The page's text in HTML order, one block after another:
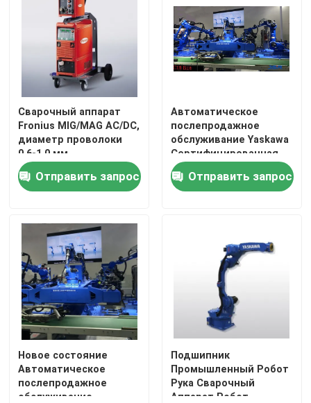
Сварочный аппарат
Fronius MIG/MAG AC/DC,
диаметр проволоки
0,6-1,0 мм
Отправить запрос
Автоматическое
послепродажное
обслуживание Yaskawa
Сертифицированная
CE полевая установка
Отправить запрос
Новое состояние
Автоматическое
послепродажное
обслуживание
Подшипник
Промышленный Робот
Рука Сварочный
Аппарат Робот